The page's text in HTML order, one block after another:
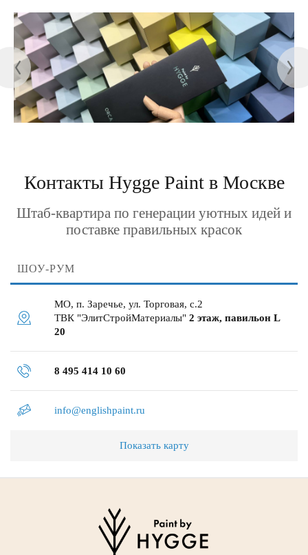
Контакты Hygge Paint в Москве
Штаб-квартира по генерации уютных идей и
поставке правильных красок
ШОУ-РУМ
МО, п. Заречье, ул. Торговая, с.2
ТВК "ЭлитСтройМатериалы" 2 этаж, павильон L
20
8 495 414 10 60
info@englishpaint.ru
Показать карту